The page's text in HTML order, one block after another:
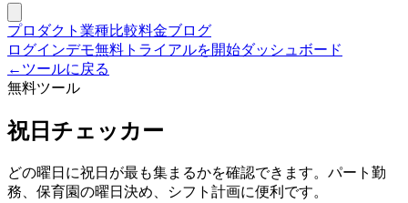
プロダクト 業種比較料金ブログ
ログインデモ無料トライアルを開始ダッシュボード
← ツールに戻る
無料ツール
祝日チェッカー
どの曜日に祝日が最も集まるかを確認できます。パート勤
務、保育園の曜日決め、シフト計画に便利です。